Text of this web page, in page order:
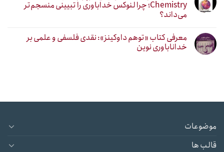
Chemistry؛ چرا لنوکس خداباوری را تبیینی منسجم‌تر
می‌داند؟
معرفی کتاب «توهم داوکینز»: نقدی فلسفی و علمی بر
خداناباوری نوین
موضوعات
قالب ها